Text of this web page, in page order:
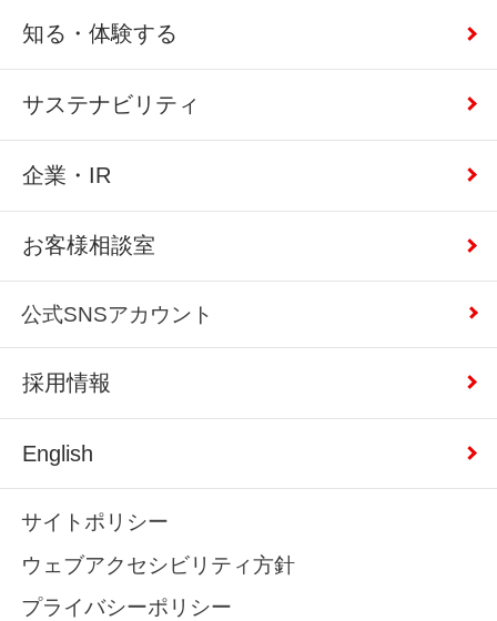
知る・体験する
サステナビリティ
企業・IR
お客様相談室
公式SNSアカウント
採用情報
English
サイトポリシー
ウェブアクセシビリティ方針
プライバシーポリシー